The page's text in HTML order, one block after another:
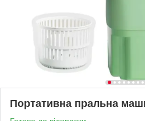
Портативна пральна